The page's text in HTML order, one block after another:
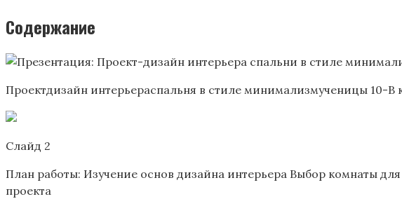
Содержание
Проектдизайн интерьераспальня в стиле минимализмученицы 10-В
Слайд 2
План работы: Изучение основ дизайна интерьера Выбор комнаты
проекта